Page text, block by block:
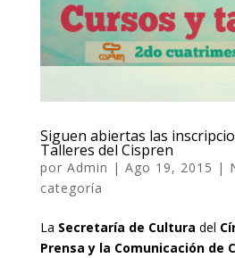
Siguen abiertas las
Talleres del Cispren
por Admin | Ago 19, 2015 |
categoría
La Secretaría de Cultura del
Prensa y la Comunicación de